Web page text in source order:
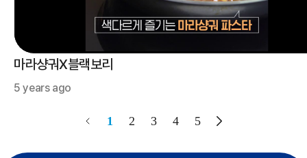
마라샹궈X블랙보리
5 years ago
1 2 3 4 5